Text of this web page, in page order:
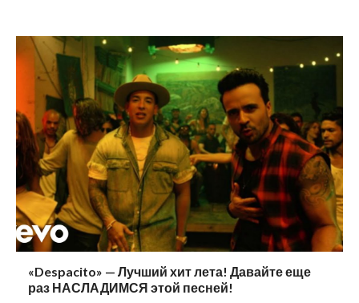
«Despacito» — Лучший хит лета! Давайте еще
раз НАСЛАДИМСЯ этой песней!